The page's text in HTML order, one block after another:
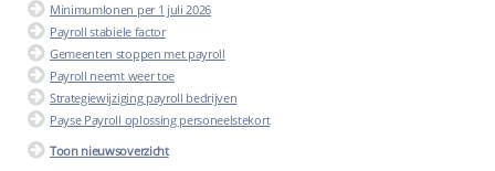
Minimumlonen per 1 juli 2026
Payroll stabiele factor
Gemeenten stoppen met payroll
Payroll neemt weer toe
Strategiewijziging payroll bedrijven
Payse Payroll oplossing personeelstekort
Toon nieuwsoverzicht